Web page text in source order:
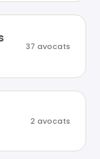
37 avocats
2 avocats